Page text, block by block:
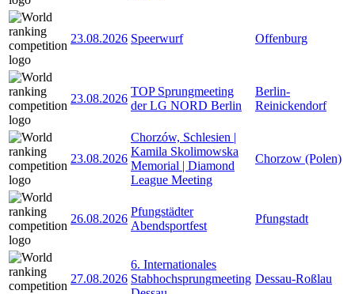
23.08.2026 Speerwurf Offenburg
23.08.2026
TOP Sprungmeeting
der LG NORD Berlin
Berlin-
Reinickendorf
23.08.2026
Chorzów, Schlesien |
Kamila Skolimowska
Memorial | Diamond
League Meeting
Chorzow (Polen)
26.08.2026
Pfungstädter
Abendsportfest
Pfungstadt
27.08.2026
6. Internationales
Stabhochsprungmeeting Dessau-Roßlau